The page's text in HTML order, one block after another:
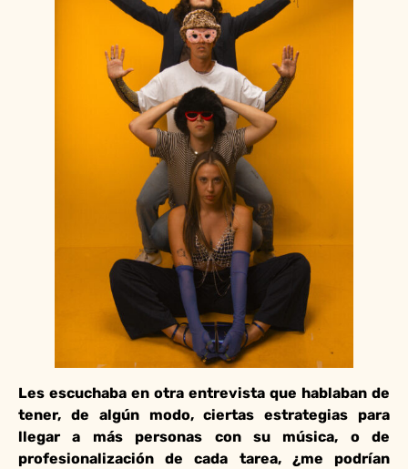
Les escuchaba en otra entrevista que hablaban de
tener, de algún modo, ciertas estrategias para
llegar a más personas con su música, o de
profesionalización de cada tarea, ¿me podrían